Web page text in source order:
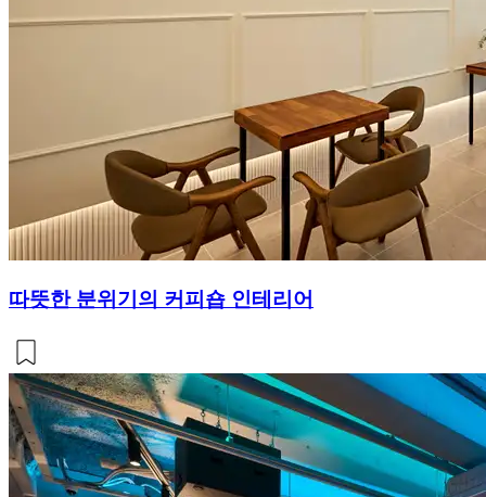
따뜻한 분위기의 커피숍 인테리어